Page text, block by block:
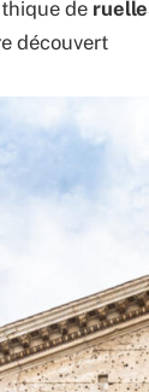
de
découvert